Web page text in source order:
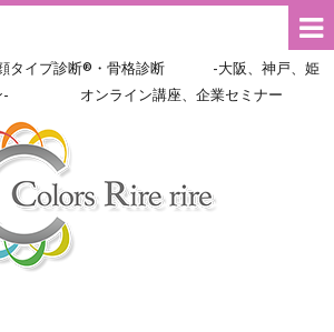
タイプ診断®・骨格診断 -大阪、神戸、姫
ン- オンライン講座、企業セミナー